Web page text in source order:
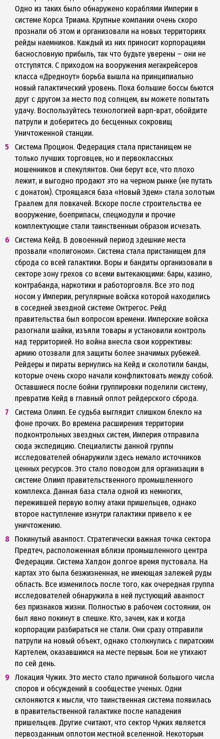
Одно из таких было обнаружено кораблями Империи в
системе Корса Триама. Крупные компании очень скоро
прознали об этом и организовали на новых территориях
рейды наемников. Каждый из них приносит корпорациям
баснословную прибыль, так что будьте уверены – они не
отступятся. С приходом на вооружения мегакрейсеров
класса «Дредноут» борьба вышла на принципиально
новый галактический уровень. Пока большие боссы бьются
друг с другом за место под солнцем, вы можете попытать
удачу. Воспользуйтесь технологией варп-врат, обойдите
патрули и доберитесь до бесценных сокровищ
Уничтоженной станции.
Система Процион. Федерация стала пристанищем не
только лучших торговцев, но и первоклассных
мошенников и спекулянтов. Они берут все, что плохо
лежит, и выгодно продают это на черном рынке (не путать
с донатом). Строящаяся база «Новый Эдем» стала золотым
Граалем для ловкачей. Вскоре после строительства ее
вооружение, боеприпасы, спецмодули и прочие
комплектующие стали таинственным образом исчезать.
Система Кейд. В довоенный период здешние места
прозвали «полигоном». Система стала пристанищем для
сброда со всей галактики. Воры и бандиты организовали в
секторе зону грехов со всеми вытекающими: бары, казино,
контрабанда, наркотики и работорговля. Все это под
носом у Империи, регулярные войска которой находились
в соседней звездной системе Онтрегос. Рейд
правительства был вопросом времени. Имперские войска
разогнали шайки, изъяли товары и установили контроль
над территорией. Но война внесла свои коррективы:
армию отозвали для защиты более значимых рубежей.
Рейдеры и пираты вернулись на Кейд и сколотили банды,
которые очень скоро начали конфликтовать между собой.
Оставшиеся после бойни группировки поделили систему,
превратив Кейд в главный оплот рейдерского сброда.
Система Олимп. Ее судьба выглядит слишком блекло на
фоне прочих. Во времена расширения территории
подконтрольных звездных систем, Империя отправила
сюда экспедицию. Специалисты данной группы
исследователей обнаружили здесь немало источников
ценных ресурсов. Это стало поводом для организации в
системе Олимп правительственного промышленного
комплекса. Данная база стала одной из немногих,
пережившей первую волну атаки пришельцев, однако
второе наступление изнутри галактики привело к ее
уничтожению.
Покинутый аванпост. Стратегически важная точка сектора
Предтеч, расположенная вблизи промышленного центра
Федерации. Система Халдон долгое время пустовала. На
картах это была безжизненная, не имеющая залежей руды
область. Все изменилось после того, как очередная группа
исследователей обнаружила в ней пустующий аванпост
без признаков жизни. Полностью в рабочем состоянии, он
был явно покинут в спешке. Кто, зачем, как и когда
корпорации разбираться не стали. Они сразу отправили
патрули на новый объект, однако столкнулись с пиратским
Картелем, оказавшимся на месте первым. Бои не утихают
по сей день.
Локация Чужих. Это место стало причиной большого числа
споров и обсуждений в сообществе ученых. Одни
склоняются к мысли, что таинственная система появилась
в правительственной галактике после нападения
пришельцев. Другие считают, что сектор Чужих является
первозданным оплотом местной вселенной. Некоторым